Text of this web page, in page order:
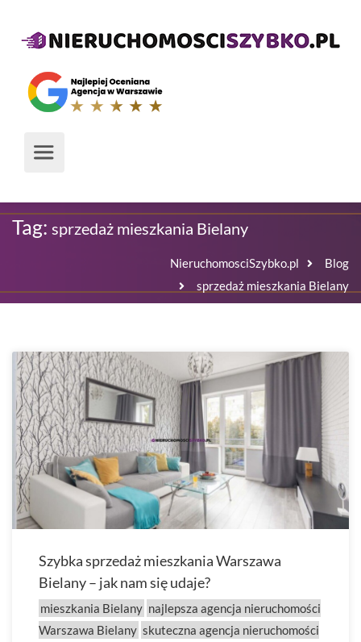
Tag: sprzedaż mieszkania Bielany
NieruchomosciSzybko.pl
Blog
sprzedaż mieszkania Bielany
Szybka sprzedaż mieszkania Warszawa
Bielany – jak nam się udaje?
mieszkania Bielany najlepsza agencja nieruchomości
Warszawa Bielany skuteczna agencja nieruchomości